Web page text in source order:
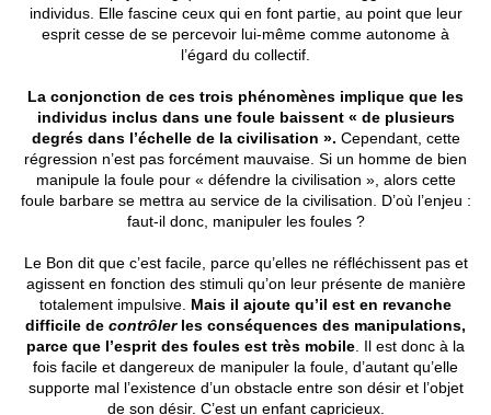
individus. Elle fascine ceux qui en font partie, au point que leur
esprit cesse de se percevoir lui-même comme autonome à
l’égard du collectif.
La conjonction de ces trois phénomènes implique que les
individus inclus dans une foule baissent « de plusieurs
degrés dans l’échelle de la civilisation ». Cependant, cette
régression n’est pas forcément mauvaise. Si un homme de bien
manipule la foule pour « défendre la civilisation », alors cette
foule barbare se mettra au service de la civilisation. D’où l’enjeu :
faut-il donc, manipuler les foules ?
Le Bon dit que c’est facile, parce qu’elles ne réfléchissent pas et
agissent en fonction des stimuli qu’on leur présente de manière
totalement impulsive. Mais il ajoute qu’il est en revanche
difficile de contrôlerles conséquences des manipulations,
parce que l’esprit des foules est très mobile . Il est donc à la
fois facile et dangereux de manipuler la foule, d’autant qu’elle
supporte mal l’existence d’un obstacle entre son désir et l’objet
de son désir. C’est un enfant capricieux.